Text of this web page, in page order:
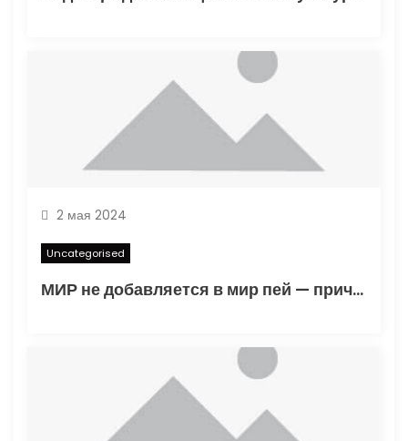
2 мая 2024
Uncategorised
МИР не добавляется в мир пей — причины и решения